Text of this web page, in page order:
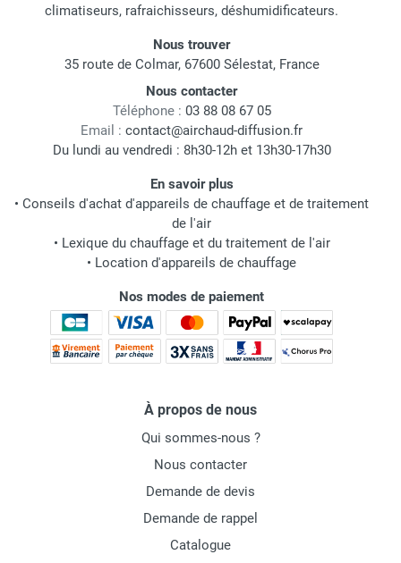
climatiseurs, rafraichisseurs, déshumidificateurs.
Nous trouver
35 route de Colmar, 67600 Sélestat, France
Nous contacter
Téléphone : 03 88 08 67 05
Email : contact@airchaud-diffusion.fr
Du lundi au vendredi : 8h30-12h et 13h30-17h30
En savoir plus
• Conseils d'achat d'appareils de chauffage et de traitement
de l'air
• Lexique du chauffage et du traitement de l'air
• Location d'appareils de chauffage
Nos modes de paiement
À propos de nous
Qui sommes-nous ?
Nous contacter
Demande de devis
Demande de rappel
Catalogue